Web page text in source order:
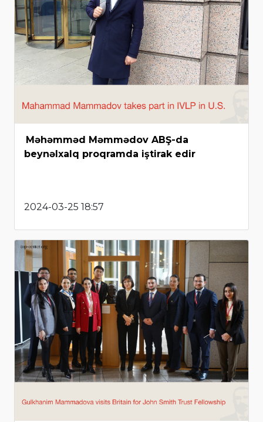
Məhəmməd Məmmədov ABŞ-da
beynəlxalq proqramda iştirak edir
2024-03-25 18:57